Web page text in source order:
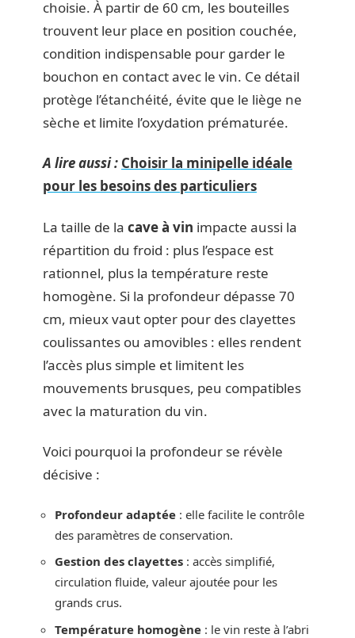
choisie. À partir de 60 cm, les bouteilles
trouvent leur place en position couchée,
condition indispensable pour garder le
bouchon en contact avec le vin. Ce détail
protège l’étanchéité, évite que le liège ne
sèche et limite l’oxydation prématurée.
A lire aussi : Choisir la minipelle idéale
pour les besoins des particuliers
La taille de la cave à vin impacte aussi la
répartition du froid : plus l’espace est
rationnel, plus la température reste
homogène. Si la profondeur dépasse 70
cm, mieux vaut opter pour des clayettes
coulissantes ou amovibles : elles rendent
l’accès plus simple et limitent les
mouvements brusques, peu compatibles
avec la maturation du vin.
Voici pourquoi la profondeur se révèle
décisive :
Profondeur adaptée : elle facilite le contrôle
des paramètres de conservation.
Gestion des clayettes : accès simplifié,
circulation fluide, valeur ajoutée pour les
grands crus.
Température homogène : le vin reste à l’abri